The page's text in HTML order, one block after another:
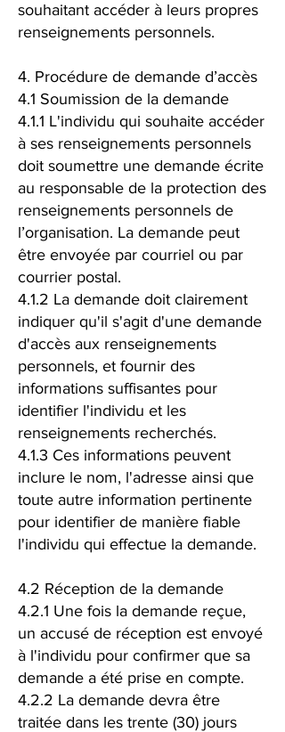
souhaitant accéder à leurs propres
renseignements personnels.
4. Procédure de demande d’accès
4.1 Soumission de la demande
4.1.1 L'individu qui souhaite accéder
à ses renseignements personnels
doit soumettre une demande écrite
au responsable de la protection des
renseignements personnels de
l’organisation. La demande peut
être envoyée par courriel ou par
courrier postal.
4.1.2 La demande doit clairement
indiquer qu'il s'agit d'une demande
d'accès aux renseignements
personnels, et fournir des
informations suffisantes pour
identifier l'individu et les
renseignements recherchés.
4.1.3 Ces informations peuvent
inclure le nom, l'adresse ainsi que
toute autre information pertinente
pour identifier de manière fiable
l'individu qui effectue la demande.
4.2 Réception de la demande
4.2.1 Une fois la demande reçue,
un accusé de réception est envoyé
à l'individu pour confirmer que sa
demande a été prise en compte.
4.2.2 La demande devra être
traitée dans les trente (30) jours